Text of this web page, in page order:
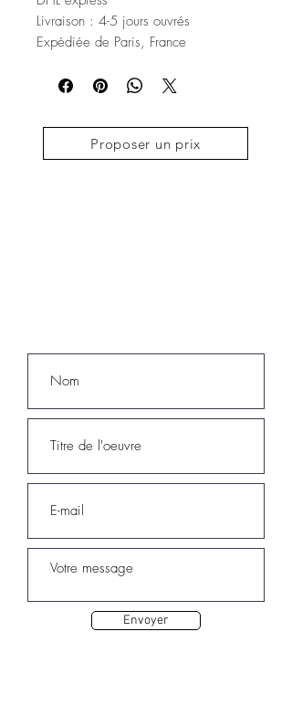
Livraison : 4-5 jours ouvrés
Expédiée de Paris, France
Proposer un prix
Envoyer